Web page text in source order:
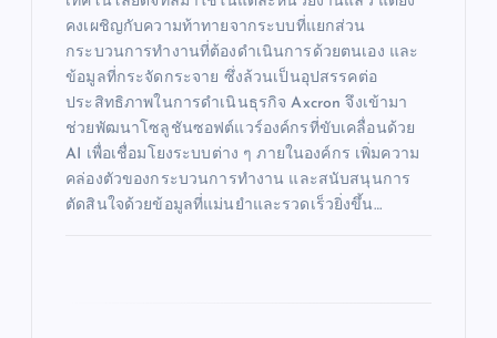
คงเผชิญกับความท้าทายจากระบบที่แยกส่วน
กระบวนการทำงานที่ต้องดำเนินการด้วยตนเอง และ
ข้อมูลที่กระจัดกระจาย ซึ่งล้วนเป็นอุปสรรคต่อ
ประสิทธิภาพในการดำเนินธุรกิจ Axcron จึงเข้ามา
ช่วยพัฒนาโซลูชันซอฟต์แวร์องค์กรที่ขับเคลื่อนด้วย
AI เพื่อเชื่อมโยงระบบต่าง ๆ ภายในองค์กร เพิ่มความ
คล่องตัวของกระบวนการทำงาน และสนับสนุนการ
ตัดสินใจด้วยข้อมูลที่แม่นยำและรวดเร็วยิ่งขึ้น…